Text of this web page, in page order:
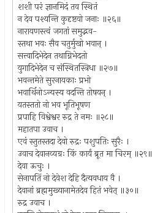
शशी परं ज्ञानमिदं तव स्थितं
न देव पश्यन्ति कुदृष्टयो जनाः ॥२६॥
नारायणस्त्वं जगतां समुद्भव-
स्तथा भवः सैव चतुर्मुखो भवान् ।
सत्त्वादिभेदेन तथाग्निभेदतो
युगादिभेदेन च संस्थितस्त्रिधा ॥२७॥
भवन्तमेते सुरनायकाः प्रभो
भवार्थिनोऽन्यस्य वदन्ति तोषयन् ।
यतस्ततो नो भव भूतिभूषण
प्रपाहि विश्वेश्वर रुद्र ते नमः ॥२८॥
महातपा उवाच ।
एवं स्तुतस्तदा देवो रुद्रः पशुपतिः सुरैः ।
उवाच देवानव्यग्रः किं कार्यं ब्रूत मा चिरम् ॥२९॥
देवा ऊचुः ।
सेनापतिं नो देवेश देहि दैत्यवधाय वै ।
देवानां ब्रह्ममुख्यानामेतदेव हितं भवेत् ॥३०॥
रुद्र उवाच ।